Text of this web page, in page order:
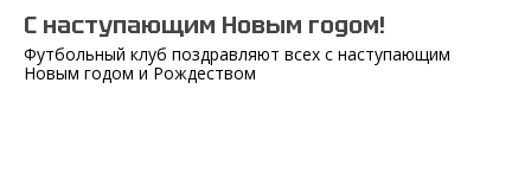
С наступающим Новым годом!
Футбольный клуб поздравляют всех с наступающим
Новым годом и Рождеством